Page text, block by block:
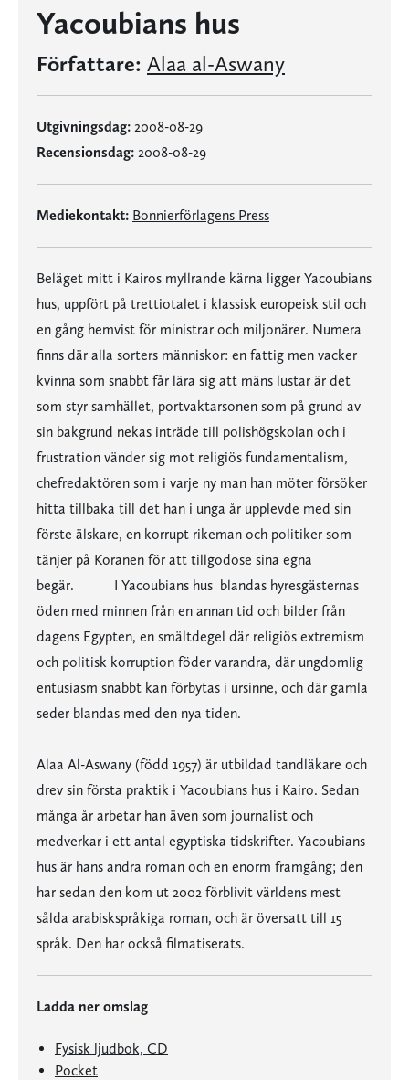
Yacoubians hus
Författare: Alaa al-Aswany
Utgivningsdag: 2008-08-29
Recensionsdag: 2008-08-29
Mediekontakt: Bonnierförlagens Press
Beläget mitt i Kairos myllrande kärna ligger Yacoubians
hus, uppfört på trettiotalet i klassisk europeisk stil och
en gång hemvist för ministrar och miljonärer. Numera
finns där alla sorters människor: en fattig men vacker
kvinna som snabbt får lära sig att mäns lustar är det
som styr samhället, portvaktarsonen som på grund av
sin bakgrund nekas inträde till polishögskolan och i
frustration vänder sig mot religiös fundamentalism,
chefredaktören som i varje ny man han möter försöker
hitta tillbaka till det han i unga år upplevde med sin
förste älskare, en korrupt rikeman och politiker som
tänjer på Koranen för att tillgodose sina egna
begär. I Yacoubians hus blandas hyresgästernas
öden med minnen från en annan tid och bilder från
dagens Egypten, en smältdegel där religiös extremism
och politisk korruption föder varandra, där ungdomlig
entusiasm snabbt kan förbytas i ursinne, och där gamla
seder blandas med den nya tiden.
Alaa Al-Aswany (född 1957) är utbildad tandläkare och
drev sin första praktik i Yacoubians hus i Kairo. Sedan
många år arbetar han även som journalist och
medverkar i ett antal egyptiska tidskrifter. Yacoubians
hus är hans andra roman och en enorm framgång; den
har sedan den kom ut 2002 förblivit världens mest
sålda arabiskspråkiga roman, och är översatt till 15
språk. Den har också filmatiserats.
Ladda ner omslag
Fysisk ljudbok, CD
Pocket